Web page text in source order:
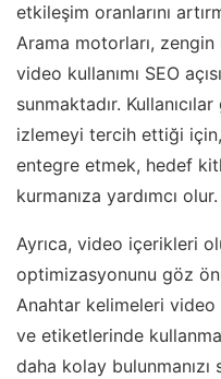
etkileşim oranlarını
Arama motorları,
video kullanımı SEO
sunmaktadır.
izlemeyi tercih ettiği
entegre etmek, hedef
kurmanıza yardımcı olur.
Ayrıca, video içerikleri
optimizasyonunu göz
Anahtar kelimeleri video
ve etiketlerinde
daha kolay